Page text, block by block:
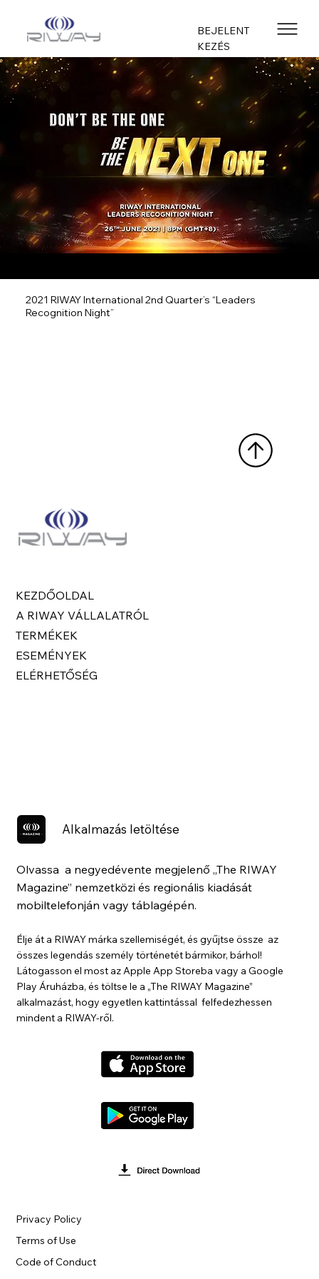
BEJELENT
KEZÉS
2021 RIWAY International 2nd Quarter’s “Leaders
Recognition Night”
KEZDŐOLDAL
A RIWAY VÁLLALATRÓL
TERMÉKEK
ESEMÉNYEK
ELÉRHETŐSÉG
Alkalmazás letöltése
Olvassa a negyedévente megjelenő „The RIWAY
Magazine” nemzetközi és regionális kiadását
mobiltelefonján vagy táblagépén.
Élje át a RIWAY márka szellemiségét, és gyűjtse össze az
összes legendás személy történetét bármikor, bárhol!
Látogasson el most az Apple App Storeba vagy a Google
Play Áruházba, és töltse le a „The RIWAY Magazine”
alkalmazást, hogy egyetlen kattintással felfedezhessen
mindent a RIWAY-ről.
Terms of Use
Privacy Policy
Code of Conduct